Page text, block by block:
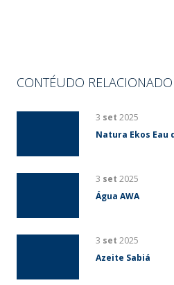
CONTÉUDO RELACIONADO
3 set 2025
Natura Ekos Eau
3 set 2025
Água AWA
3 set 2025
Azeite Sabiá